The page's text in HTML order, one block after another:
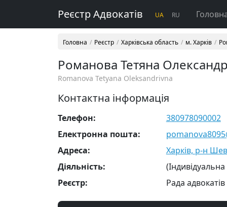
Реєстр Адвокатів UA RU
Головна Реєстр Харківська область м. Харків
Романова Тетяна
Romanova Tetyana Oleksandrivna
Контактна інформація
Телефон:
380978090002
Електронна пошта:
Адреса:
Харків, р-н
Діяльність:
Реєстр:
Рада адвокатів